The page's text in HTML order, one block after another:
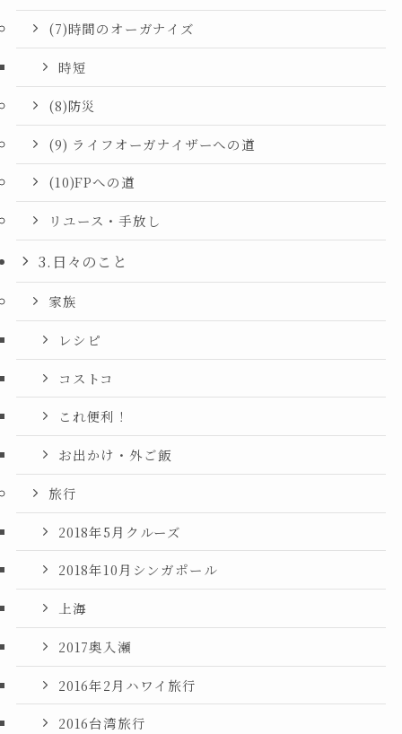
(7)時間のオーガナイズ
時短
(8)防災
(9) ライフオーガナイザーへの道
(10)FPへの道
リユース・手放し
3.日々のこと
家族
レシピ
コストコ
これ便利！
お出かけ・外ご飯
旅行
2018年5月クルーズ
2018年10月シンガポール
上海
2017奥入瀬
2016年2月ハワイ旅行
2016台湾旅行